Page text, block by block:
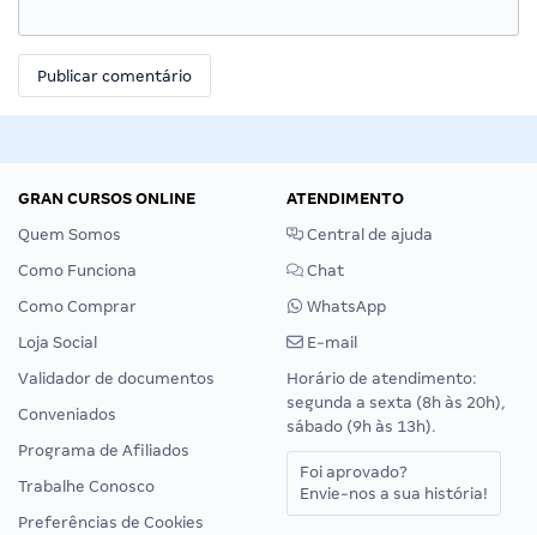
GRAN CURSOS ONLINE
Quem Somos
Como Funciona
Como Comprar
Loja Social
Validador de documentos
Conveniados
Programa de Afiliados
Trabalhe Conosco
Preferências de Cookies
ATENDIMENTO
Central de ajuda
Chat
WhatsApp
E-mail
Horário de atendimento:
segunda a sexta (8h às 20h),
sábado (9h às 13h).
Foi aprovado?
Envie-nos a sua história!